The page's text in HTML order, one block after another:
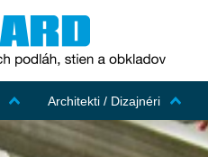
Architekti / Dizajnéri